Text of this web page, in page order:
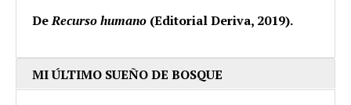
DeRecurso humano (Editorial Deriva, 2019).
MI ÚLTIMO SUEÑO DE BOSQUE